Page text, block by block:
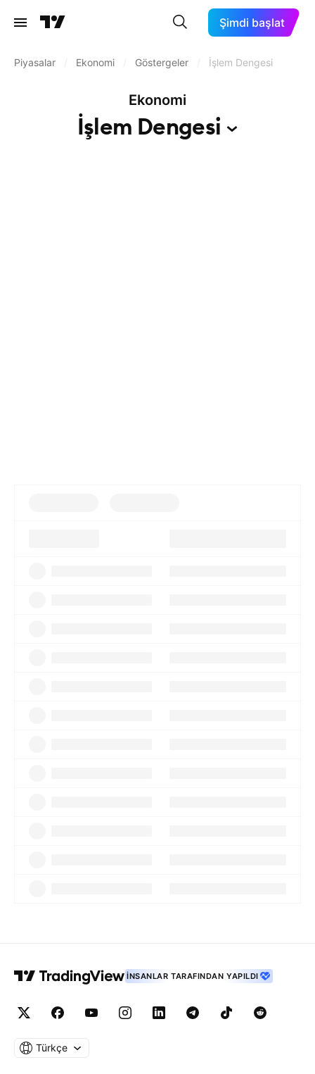
Şimdi başlat
Piyasalar Ekonomi Göstergeler İşlem Dengesi
Ekonomi
İşlem Dengesi
İNSANLAR TARAFINDAN YAPILDI
Türkçe